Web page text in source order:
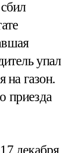
упал
на газон.
приезда